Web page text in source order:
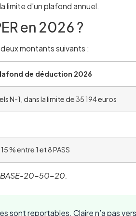
limite d’un plafond annuel.
en 2026 ?
montants suivants :
de déduction 2026
N-1, dans la limite de 35 194 euros
% entre 1 et 8 PASS
BASE-20-50-20.
sont reportables. Claire n’a pas